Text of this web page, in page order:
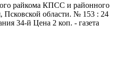
райкома КПСС и районного
Псковской области. № 153 : 24
34-й Цена 2 коп. - газета